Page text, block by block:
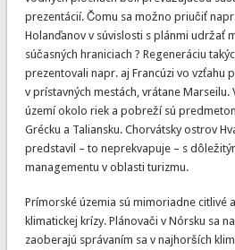
prezentácií. Čomu sa možno priučiť
Holanďanov v súvislosti s plánmi udržať
súčasných hraniciach ? Regeneráciu
prezentovali napr. aj Francúzi vo vzťahu
v prístavných mestách, vrátane Marseilu.
území okolo riek a pobreží sú
Grécku a Taliansku. Chorvátsky ostrov
predstavil – to neprekvapuje – s
managementu v oblasti turizmu.
Prímorské územia sú mimoriadne citlivé
klimatickej krízy. Plánovači v Nórsku sa
zaoberajú správaním sa v najhorších